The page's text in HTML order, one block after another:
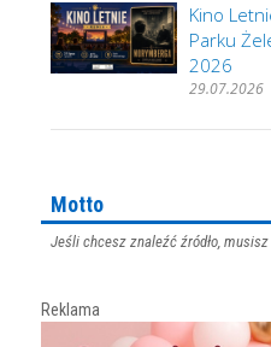
Kino
Parku
2026
29.07.2026
Motto
Jeśli chcesz znaleźć źródło, musisz
Reklama